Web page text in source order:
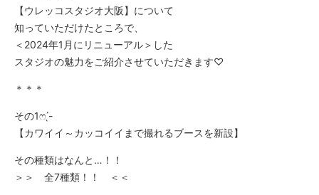
【ウレッコスタジオ大阪】について
知っていただけたところで、
＜2024年1月にリニューアル＞した
スタジオの魅力をご紹介させていただきます♡
＊＊＊
その1ෆ ̖́-
【カワイイ～カッコイイまで撮れるブースを新設】
その種類はなんと…！！
＞＞ 全7種類！！ ＜＜